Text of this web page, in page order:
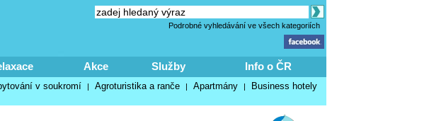
Podrobné vyhledávání ve všech kategoriích
Akce Služby Info o ČR
v soukromí | Agroturistika a ranče | Apartmány | Business hotely